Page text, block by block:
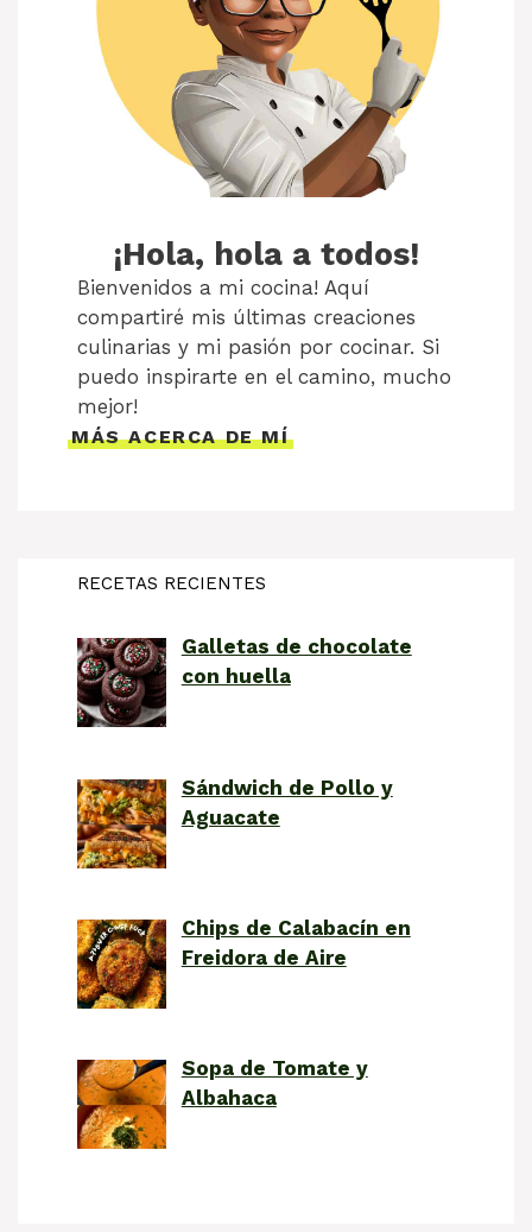
¡Hola, hola a todos!
Bienvenidos a mi cocina! Aquí
compartiré mis últimas creaciones
culinarias y mi pasión por cocinar. Si
puedo inspirarte en el camino, mucho
mejor!
MÁS ACERCA DE MÍ
RECETAS RECIENTES
Galletas de chocolate
con huella
Sándwich de Pollo y
Aguacate
Chips de Calabacín en
Freidora de Aire
Sopa de Tomate y
Albahaca